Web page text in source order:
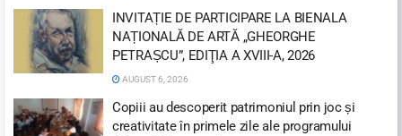
INVITAȚIE DE PARTICIPARE LA BIENALA
NAȚIONALĂ DE ARTĂ „GHEORGHE
PETRAȘCU”, EDIŢIA A XVIII-A, 2026
AUGUST 6, 2026
Copiii au descoperit patrimoniul prin joc și
creativitate în primele zile ale programului